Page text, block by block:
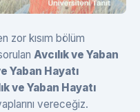
zor kısım bölüm
Avcılık ve Yaban
Yaban Hayatı
ve Yaban Hayatı
vereceğiz.